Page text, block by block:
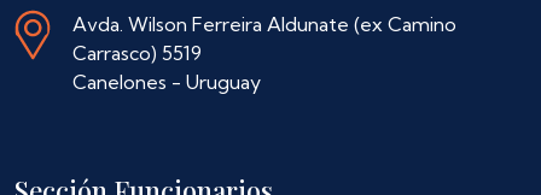
Avda. Wilson Ferreira Aldunate (ex Camino
Carrasco) 5519
Canelones - Uruguay